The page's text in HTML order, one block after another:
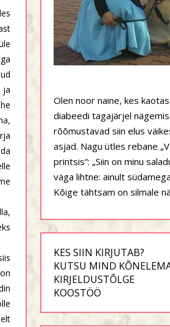
ja
Olen noor naine, kes
diabeedi tagajärjel
rõõmustavad siin elus
asjad. Nagu ütles rebane
printsis“: „Siin on minu
väga lihtne: ainult
Kõige tähtsam on silmale
KES SIIN KIRJUTAB?
KUTSU MIND
KIRJELDUSTÕLGE
KOOSTÖÖ